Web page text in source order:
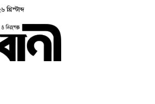
খ্রিস্টাব্দ